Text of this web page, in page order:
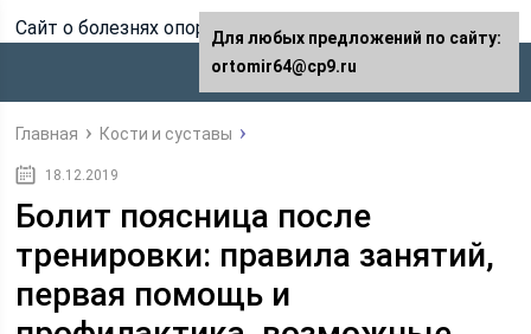
Сайт о болезнях опорно-двигательного аппарата
Главная Кости и суставы
18.12.2019
Болит поясница после
тренировки: правила занятий,
первая помощь и
Для любых предложений по сайту:
ortomir64@cp9.ru